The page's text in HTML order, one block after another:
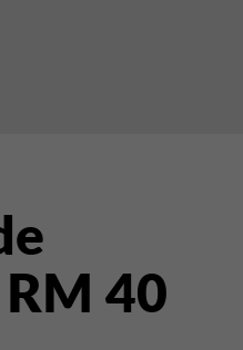
40